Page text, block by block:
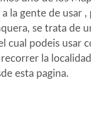
la gente de usar ,
se trata de
cual podeis usar
la
esta pagina.